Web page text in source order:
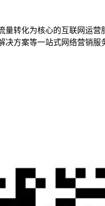
量转化为核心的互联网运
决方案等一站式网络营销服